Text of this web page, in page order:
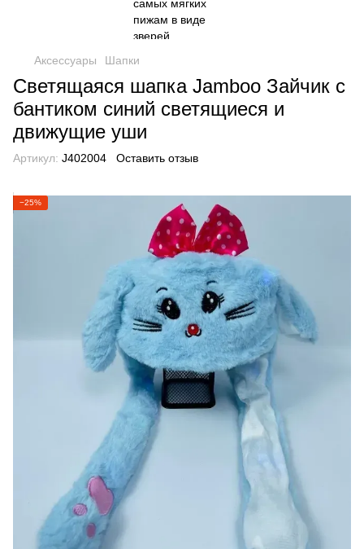
Аксессуары Шапки
Светящаяся шапка Jamboo Зайчик с
бантиком синий светящиеся и
движущие уши
Артикул: J402004 Оставить отзыв
−25%